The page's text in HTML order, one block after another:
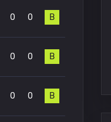
0 0 В
0 0 В
0 0 В